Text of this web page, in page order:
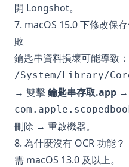
開 Longshot。
7. macOS 15.0 下修改保
敗
鑰匙串資料損壞可能導致
/System/Library/
→ 雙擊鑰匙串存取.app →
刪除 → 重啟機器。
8. 為什麼沒有 OCR 功能？
需 macOS 13.0 及以上。